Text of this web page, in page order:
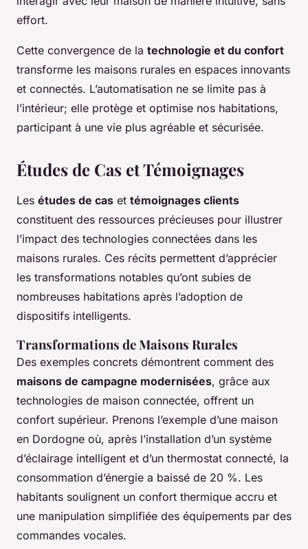
effort.
Cette convergence de la technologie et du confort
transforme les maisons rurales en espaces innovants
et connectés. L’automatisation ne se limite pas à
l’intérieur; elle protège et optimise nos habitations,
participant à une vie plus agréable et sécurisée.
Études de Cas et Témoignages
Les études de cas et témoignages clients
constituent des ressources précieuses pour illustrer
l’impact des technologies connectées dans les
maisons rurales. Ces récits permettent d’apprécier
les transformations notables qu’ont subies de
nombreuses habitations après l’adoption de
dispositifs intelligents.
Transformations de Maisons Rurales
Des exemples concrets démontrent comment des
maisons de campagne modernisées, grâce aux
technologies de maison connectée, offrent un
confort supérieur. Prenons l’exemple d’une maison
en Dordogne où, après l’installation d’un système
d’éclairage intelligent et d’un thermostat connecté, la
consommation d’énergie a baissé de 20 %. Les
habitants soulignent un confort thermique accru et
une manipulation simplifiée des équipements par des
commandes vocales.